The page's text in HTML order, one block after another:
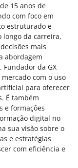
15 anos de
com foco em
estruturado e
longo da carreira,
mais
abordagem
da GX
com o uso
para oferecer
É também
e formações
digital no
sua visão sobre o
e estratégias
com eficiência e